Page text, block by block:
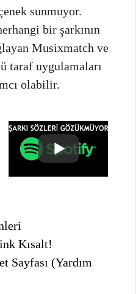
sunmuyor.
bir şarkının
Musixmatch ve
taraf uygulamaları
olabilir.
Kısalt!
Sayfası (Yardım